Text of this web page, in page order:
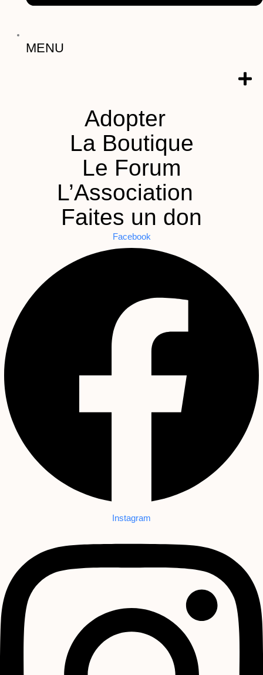
MENU
Adopter
La Boutique
Le Forum
L’Association
Faites un don
Facebook
Instagram